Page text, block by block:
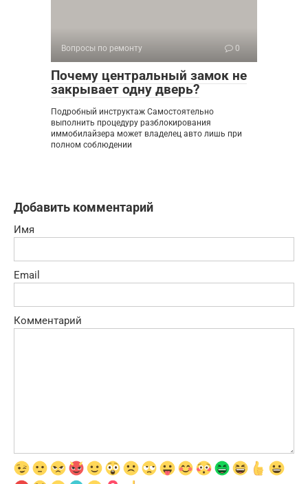
Вопросы по ремонту 0
Почему центральный замок не
закрывает одну дверь?
Подробный инструктаж Самостоятельно
выполнить процедуру разблокирования
иммобилайзера может владелец авто лишь при
полном соблюдении
Добавить комментарий
Имя
Email
Комментарий